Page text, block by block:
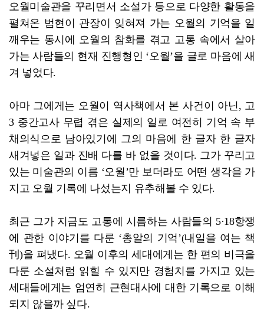
오월미술관을 꾸리면서 소설가 등으로 다양한 활동을
펼쳐온 범현이 관장이 잊혀져 가는 오월의 기억을 일
깨우는 동시에 오월의 참화를 겪고 고통 속에서 살아
가는 사람들의 현재 진행형인 ‘오월’을 글로 마음에 새
겨 넣었다.
아마 그에게는 오월이 역사책에서 본 사건이 아닌, 고
3 중간고사 무렵 겪은 실제의 일로 여전히 기억 속 부
채의식으로 남아있기에 그의 마음에 한 글자 한 글자
새겨넣은 일과 진배 다를 바 없을 것이다. 그가 꾸리고
있는 미술관의 이름 ‘오월’만 보더라도 어떤 생각을 가
지고 오월 기록에 나섰는지 유추해볼 수 있다.
최근 그가 지금도 고통에 시름하는 사람들의 5·18항쟁
에 관한 이야기를 다룬 ‘총알의 기억’(내일을 여는 책
刊)을 펴냈다. 오월 이후의 세대에게는 한 편의 비극을
다룬 소설처럼 읽힐 수 있지만 경험치를 가지고 있는
세대들에게는 엄연히 근현대사에 대한 기록으로 이해
되지 않을까 싶다.